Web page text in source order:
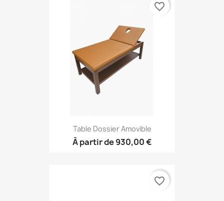
Table Dossier Amovible
À partir de930,00 €
favorite_border
favorite_border